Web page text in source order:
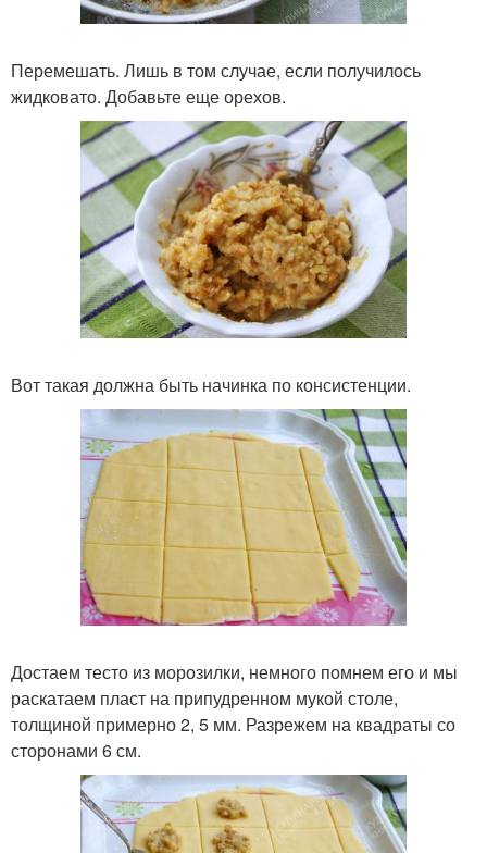
Перемешать. Лишь в том случае, если получилось
жидковато. Добавьте еще орехов.
Вот такая должна быть начинка по консистенции.
Достаем тесто из морозилки, немного помнем его и мы
раскатаем пласт на припудренном мукой столе,
толщиной примерно 2, 5 мм. Разрежем на квадраты со
сторонами 6 см.